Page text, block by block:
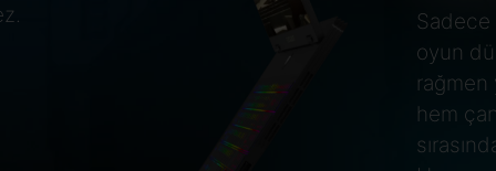
Sadece
oyun
rağmen
hem